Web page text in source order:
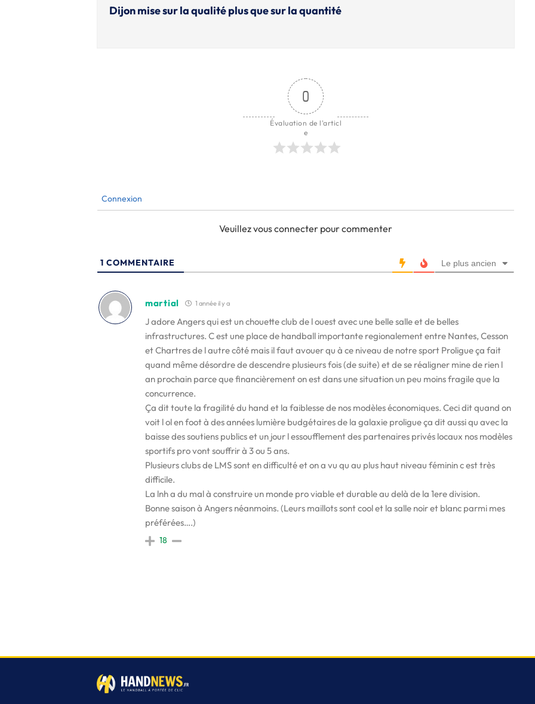
Dijon mise sur la qualité plus que sur la quantité
0
Évaluation de l'articl
e
Connexion
Veuillez vous connecter pour commenter
1 COMMENTAIRE Le plus ancien
martial 1 année il y a
J adore Angers qui est un chouette club de l ouest avec une belle salle et de belles
infrastructures. C est une place de handball importante regionalement entre Nantes, Cesson
et Chartres de l autre côté mais il faut avouer qu à ce niveau de notre sport Proligue ça fait
quand même désordre de descendre plusieurs fois (de suite) et de se réaligner mine de rien l
an prochain parce que financièrement on est dans une situation un peu moins fragile que la
concurrence.
Ça dit toute la fragilité du hand et la faiblesse de nos modèles économiques. Ceci dit quand on
voit l ol en foot à des années lumière budgétaires de la galaxie proligue ça dit aussi qu avec la
baisse des soutiens publics et un jour l essoufflement des partenaires privés locaux nos modèles
sportifs pro vont souffrir à 3 ou 5 ans.
Plusieurs clubs de LMS sont en difficulté et on a vu qu au plus haut niveau féminin c est très
difficile.
La lnh a du mal à construire un monde pro viable et durable au delà de la 1ere division.
Bonne saison à Angers néanmoins. (Leurs maillots sont cool et la salle noir et blanc parmi mes
préférées….)
18